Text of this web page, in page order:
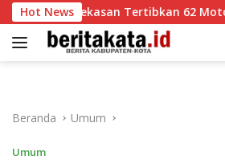
Langsung
ke
konten
Hot News
Pamekasan Tertibkan 62 Motor
Beranda Umum
Umum